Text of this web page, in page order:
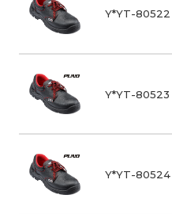
Y*YT-80522
Y*YT-80523
Y*YT-80524